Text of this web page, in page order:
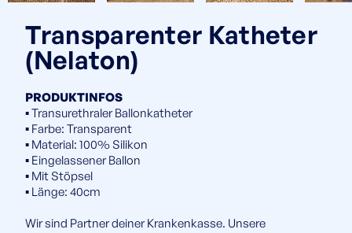
Transparenter Katheter
(Nelaton)
PRODUKTINFOS
▪️ Transurethraler Ballonkatheter
▪️ Farbe: Transparent
▪️ Material: 100% Silikon
▪️ Eingelassener Ballon
▪️ Mit Stöpsel
▪️ Länge: 40cm
Wir sind Partner deiner Krankenkasse. Unsere